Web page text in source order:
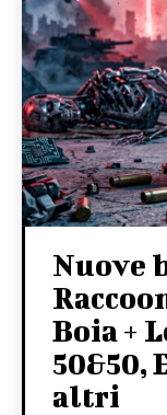
Nuove
Boia +
50&50,
altri